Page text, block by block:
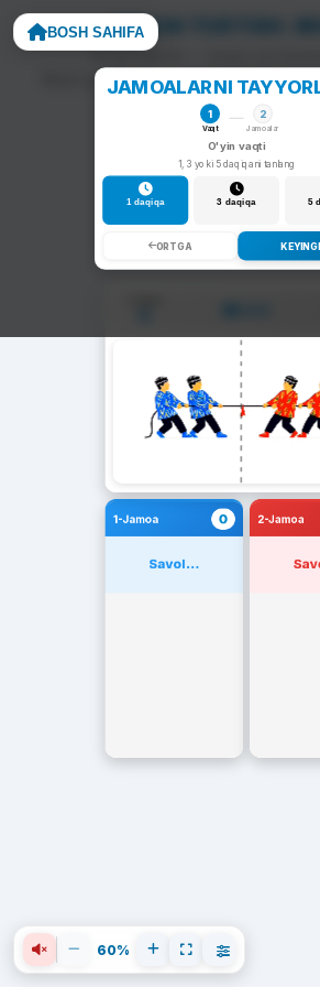
BOSH SAHIFAARQON TORTISH:
To'g'ri javob — arqon siz
Noto'g'ri javob — arqon raqib
yangi savol chiqadi.
JAMOALARNI
1
Vaqt
2
Jamoalar
O'yin vaqti
1, 3 yoki 5 daqiqani tanlang
1 daqiqa 3 daqiqa 5
ORTGA KEYINGI
1-Jamoa 0
Savol...
2-Jamoa
60%